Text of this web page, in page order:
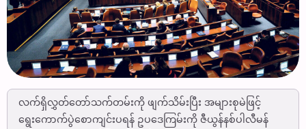
လက်ရှိလွှတ်တော်သက်တမ်းကို ဖျက်သိမ်းပြီး အများစုမဲဖြင့်
ရွေးကောက်ပွဲစောကျင်းပရန် ဥပဒေကြမ်းကို ဇီယွန်နစ်ပါလီမန်